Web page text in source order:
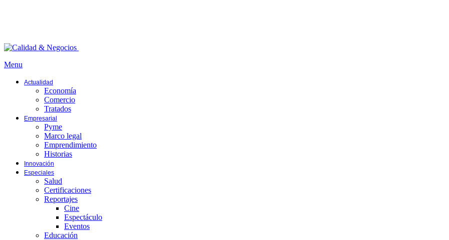
Menu
Actualidad
Economía
Comercio
Tratados
Empresarial
Pyme
Marco legal
Emprendimiento
Historias
Innovación
Especiales
Salud
Certificaciones
Reportajes
Cine
Espectáculo
Eventos
Educación